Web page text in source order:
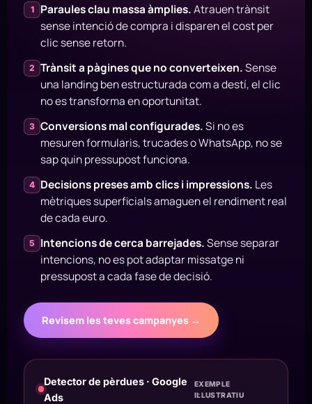
1 Paraules clau massa àmplies.Atrauen trànsit
sense intenció de compra i disparen el cost per
clic sense retorn.
2 Trànsit a pàgines que no converteixen.Sense
una landing ben estructurada com a destí, el clic
no es transforma en oportunitat.
3 Conversions mal configurades.Si no es
mesuren formularis, trucades o WhatsApp, no se
sap quin pressupost funciona.
4 Decisions preses amb clics i impressions. Les
mètriques superficials amaguen el rendiment real
de cada euro.
5 Intencions de cerca barrejades.Sense separar
intencions, no es pot adaptar missatge ni
pressupost a cada fase de decisió.
Revisem les teves campanyes →
Detector de pèrdues · Google
Ads
EXEMPLE
IL·LUSTRATIU